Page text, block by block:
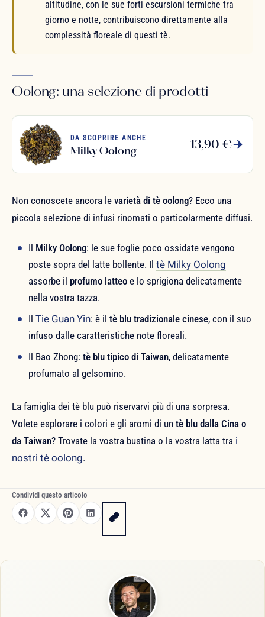
altitudine, con le sue forti escursioni termiche tra
giorno e notte, contribuiscono direttamente alla
complessità floreale di questi tè.
Oolong: una selezione di prodotti
DA SCOPRIRE ANCHE
Milky Oolong 13,90 €
Non conoscete ancora le varietà di tè oolong? Ecco una
piccola selezione di infusi rinomati o particolarmente diffusi.
Il Milky Oolong: le sue foglie poco ossidate vengono
poste sopra del latte bollente. Il tè Milky Oolong
assorbe il profumo latteo e lo sprigiona delicatamente
nella vostra tazza.
Il Tie Guan Yin: è il tè blu tradizionale cinese, con il suo
infuso dalle caratteristiche note floreali.
Il Bao Zhong: tè blu tipico di Taiwan, delicatamente
profumato al gelsomino.
La famiglia dei tè blu può riservarvi più di una sorpresa.
Volete esplorare i colori e gli aromi di un tè blu dalla Cina o
da Taiwan? Trovate la vostra bustina o la vostra latta tra i
nostri tè oolong.
Condividi questo articolo